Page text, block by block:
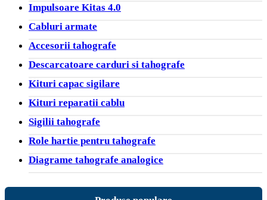
Impulsoare Kitas 4.0
Cabluri armate
Accesorii tahografe
Descarcatoare carduri si tahografe
Kituri capac sigilare
Kituri reparatii cablu
Sigilii tahografe
Role hartie pentru tahografe
Diagrame tahografe analogice